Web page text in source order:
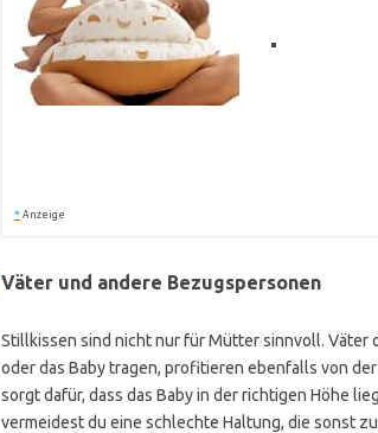
* Anzeige
Väter und andere Bezugspersonen
Stillkissen sind nicht nur für Mütter sinnvoll. Väter
oder das Baby tragen, profitieren ebenfalls von
sorgt dafür, dass das Baby in der richtigen Höhe
vermeidest du eine schlechte Haltung, die sonst